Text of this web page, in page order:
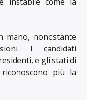
mano, nonostante
I candidati
e gli stati di
più la